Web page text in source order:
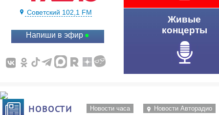
Советский 102,1 FM
Напиши в эфир
Живые
концерты
НОВОСТИ Новости часа Новости Авторадио